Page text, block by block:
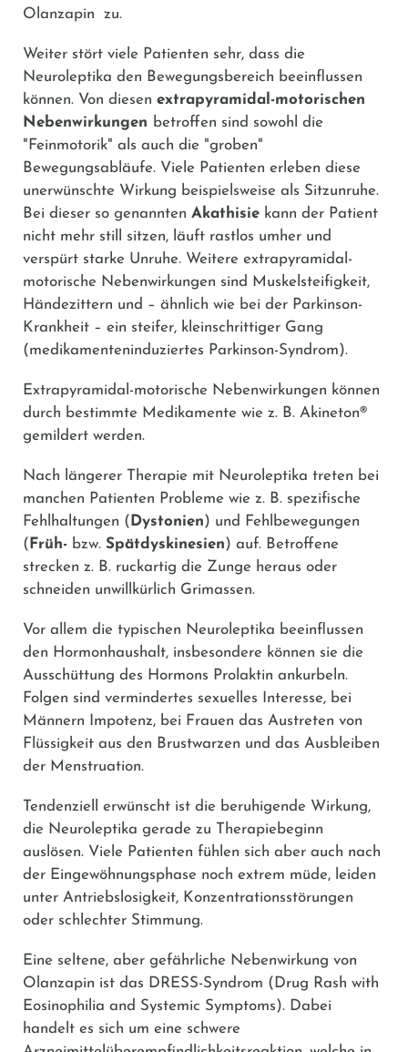
Olanzapin zu.
Weiter stört viele Patienten sehr, dass die
Neuroleptika den Bewegungsbereich beeinflussen
können. Von diesen extrapyramidal-motorischen
Nebenwirkungen betroffen sind sowohl die
"Feinmotorik" als auch die "groben"
Bewegungsabläufe. Viele Patienten erleben diese
unerwünschte Wirkung beispielsweise als Sitzunruhe.
Bei dieser so genannten Akathisie kann der Patient
nicht mehr still sitzen, läuft rastlos umher und
verspürt starke Unruhe. Weitere extrapyramidal-
motorische Nebenwirkungen sind Muskelsteifigkeit,
Händezittern und – ähnlich wie bei der Parkinson-
Krankheit – ein steifer, kleinschrittiger Gang
(medikamenteninduziertes Parkinson-Syndrom).
Extrapyramidal-motorische Nebenwirkungen können
durch bestimmte Medikamente wie z. B. Akineton®
gemildert werden.
Nach längerer Therapie mit Neuroleptika treten bei
manchen Patienten Probleme wie z. B. spezifische
Fehlhaltungen ( Dystonien) und Fehlbewegungen
( Früh- bzw. Spätdyskinesien) auf. Betroffene
strecken z. B. ruckartig die Zunge heraus oder
schneiden unwillkürlich Grimassen.
Vor allem die typischen Neuroleptika beeinflussen
den Hormonhaushalt, insbesondere können sie die
Ausschüttung des Hormons Prolaktin ankurbeln.
Folgen sind vermindertes sexuelles Interesse, bei
Männern Impotenz, bei Frauen das Austreten von
Flüssigkeit aus den Brustwarzen und das Ausbleiben
der Menstruation.
Tendenziell erwünscht ist die beruhigende Wirkung,
die Neuroleptika gerade zu Therapiebeginn
auslösen. Viele Patienten fühlen sich aber auch nach
der Eingewöhnungsphase noch extrem müde, leiden
unter Antriebslosigkeit, Konzentrationsstörungen
oder schlechter Stimmung.
Eine seltene, aber gefährliche Nebenwirkung von
Olanzapin ist das DRESS-Syndrom (Drug Rash with
Eosinophilia and Systemic Symptoms). Dabei
handelt es sich um eine schwere